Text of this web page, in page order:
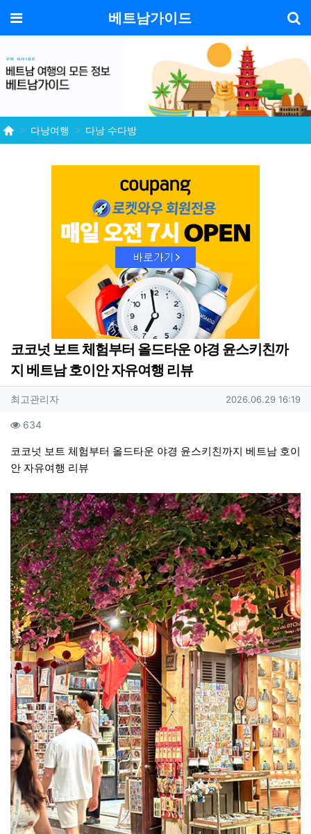
메뉴 베트남가이드
다낭여행 다낭 수다방
코코넛 보트 체험부터 올드타운 야경 윤스키친까
지 베트남 호이안 자유여행 리뷰
작성자 정보
최고관리자작성 작성일
2026.06.29 16:19
컨텐츠 정보
634
본문
코코넛 보트 체험부터 올드타운 야경 윤스키친까지 베트남 호이
안 자유여행 리뷰